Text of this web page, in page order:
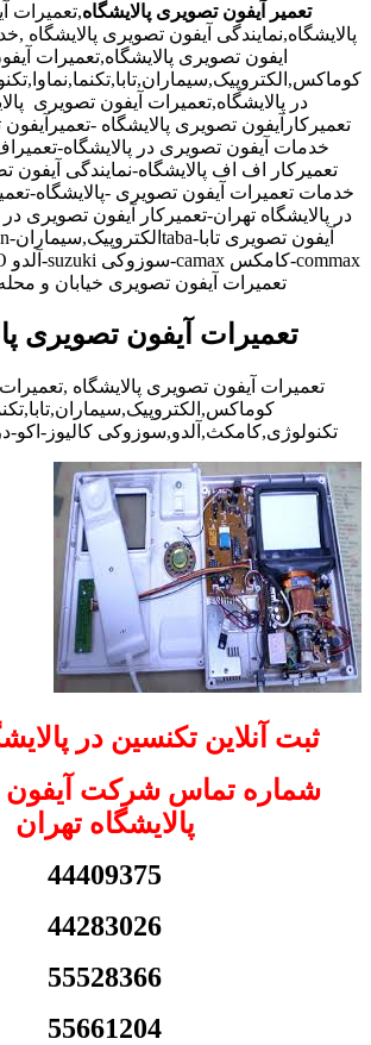
تعمیر آیفون تصویری پالایشگاه,تعمیرات
پالایشگاه,نمایندگی آیفون تصویری
ایفون تصویری پالایشگاه,تعمیرات
در پالایشگاه,تعمیرات آیفون تصویری
تعمیرکارآیفون تصویری پالایشگاه -
خدمات آیفون تصویری در پالایشگاه-
تعمیرکار اف اف پالایشگاه-نمایندگی آیفون
خدمات تعمیرات آیفون تصویری -پالایشگاه-
در پالایشگاه تهران-تعمیرکار آیفون تصویری در
تعمیرات آیفون تصویری خیابان و محله
تعمیرات آیفون تصویری
تعمیرات آیفون تصویری پالایشگاه
تکنولوژی,کامکث,آلدو,سوزوکی کالیوز-اکو-در
ثبت آنلاین تکنسین در
شماره تماس شرکت آیفون
پالایشگاه تهران
44409375
44283026
55528366
55661204